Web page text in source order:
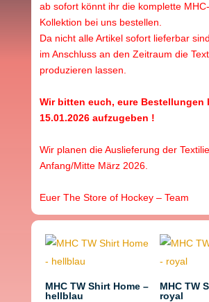
ab sofort könnt ihr die komplette
Kollektion bei uns bestellen.
Da nicht alle Artikel sofort lieferbar
im Anschluss an den Zeitraum die
produzieren lassen.
Wir bitten euch, eure Bestellungen
15.01.2026 aufzugeben !
Wir planen die Auslieferung der
Anfang/Mitte März 2026.
Euer The Store of Hockey – Team
MHC TW Shirt Home –
hellblau
MHC TW
royal